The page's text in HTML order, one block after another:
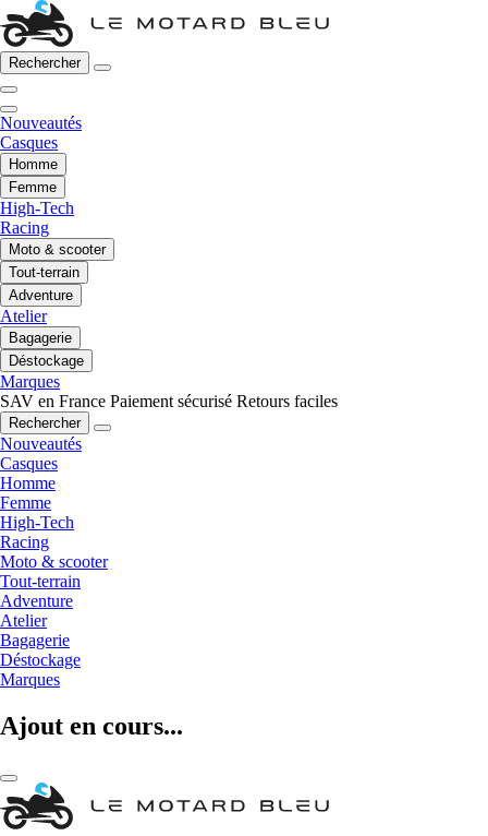
Rechercher
Nouveautés
Casques
Homme
Femme
High-Tech
Racing
Moto & scooter
Tout-terrain
Adventure
Atelier
Bagagerie
Déstockage
Marques
SAV en France Paiement sécurisé Retours faciles
Rechercher
Nouveautés
Casques
Homme
Femme
High-Tech
Racing
Moto & scooter
Tout-terrain
Adventure
Atelier
Bagagerie
Déstockage
Marques
Ajout en cours...